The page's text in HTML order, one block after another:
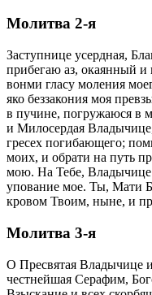
Молитва 2-я
Заступнице усердная,
прибегаю аз, окаянный и
вонми гласу моления
яко беззакония моя
в пучине, погружаюся в
и Милосердая
гресех погибающего;
моих, и обрати на путь
мою. На Тебе, Владычице
упование мое. Ты, Мати
кровом Твоим, ныне, и
Молитва 3-я
О Пресвятая Владычице
честнейшая Серафим,